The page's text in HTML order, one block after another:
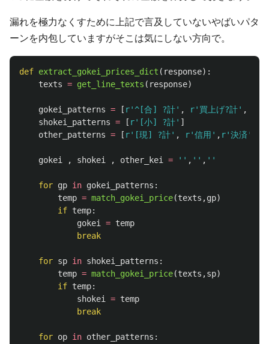
漏れを極力なくすために上記で言及していないやばいパタ
ーンを内包していますがそこは気にしない方向で。
def extract_gokei_prices_dict ( response):
texts = get_line_texts ( response)
gokei_patterns = [ r'^[合] ?計' , r' 買上げ?計' ,
shokei_patterns = [ r' [小] ?計' ]
other_patterns = [ r' [現] ?計' , r'信用 ' , r'決済 '
gokei , shokei , other_kei = '' , '' , ''
for gp in gokei_patterns :
temp = match_gokei_price(texts ,gp)
if temp:
gokei
= temp
break
for sp in shokei_patterns :
temp = match_gokei_price(texts ,sp)
if temp:
shokei
= temp
break
for op in other_patterns :